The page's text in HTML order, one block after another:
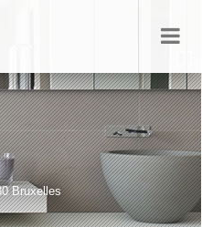
Bruxelles